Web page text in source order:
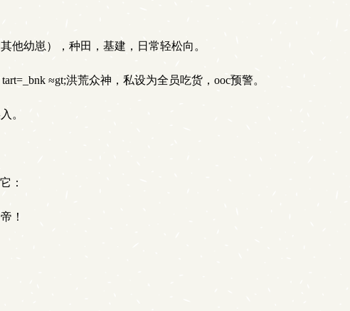
幼崽），种田，基建，日常轻松向。
≈gt;洪荒众神，私设为全员吃货，ooc预警。
。
：
！